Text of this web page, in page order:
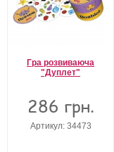
Ім'я користувача
Пароль
Запам'ятати мене
Гра розвиваюча
"Дуплет"
286 грн.
Артикул: 34473